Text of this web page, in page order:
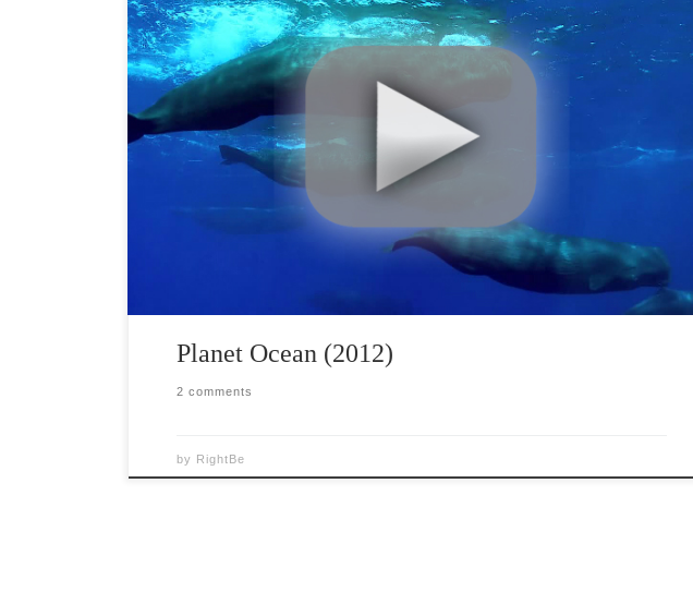
Ne putem imagina un film care ar putea schimba modul in care oamenii se uita
la ocean? Putem explica simplu, la toata lumea, cel mai minunat mister al
planetei noastre? Si in cele din urma, ne putem ajuta copii sa creada intr-o lume
mai buna si mai durabila? Filmul relateaza […]
Planet Ocean (2012)
2 comments
by RightBe